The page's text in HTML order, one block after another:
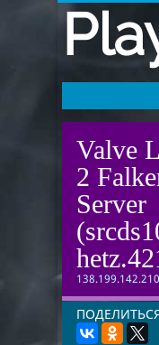
Valve
2
Server